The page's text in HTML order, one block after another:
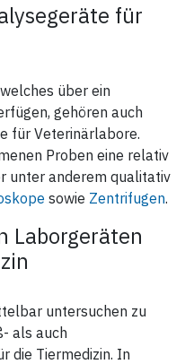
für
über ein
gehören auch
für Veterinärlabore.
Proben eine relativ
unter anderem qualitativ
sowie Zentrifugen.
Laborgeräten
untersuchen zu
als auch
die Tiermedizin. In